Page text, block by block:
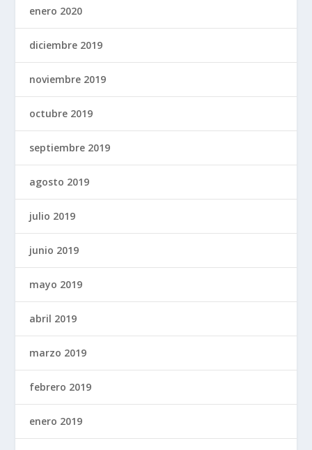
enero 2020
diciembre 2019
noviembre 2019
octubre 2019
septiembre 2019
agosto 2019
julio 2019
junio 2019
mayo 2019
abril 2019
marzo 2019
febrero 2019
enero 2019